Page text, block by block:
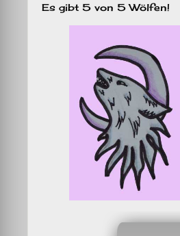
Es gibt 5 von 5 Wölfen!